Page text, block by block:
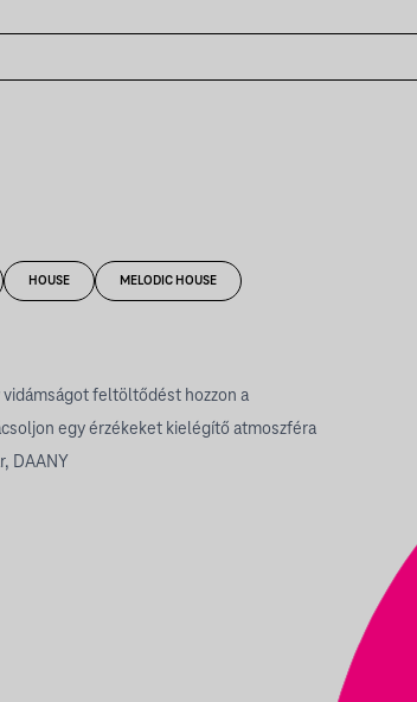
HOUSE MELODIC HOUSE
feltöltődést hozzon a
egy érzékeket kielégítő atmoszféra
DAANY